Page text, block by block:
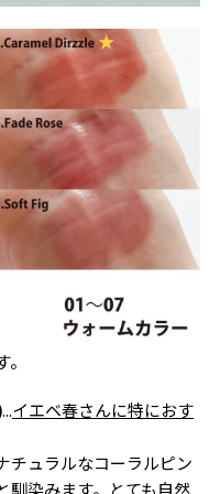
...イエベ春さんに特におす
チュラルなコーラルピン
馴染みます。とても自然